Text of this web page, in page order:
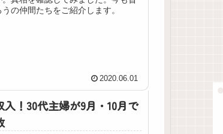
の仲間たちをご紹介します。
2020.06.01
！30代主婦が9月・10月で